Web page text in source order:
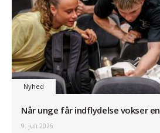
Nyhed
Når unge får indflydelse vokser
9. juli 2026